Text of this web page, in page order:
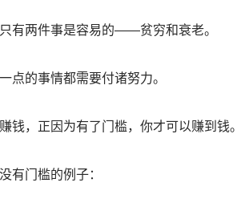
有两件事是容易的——贫穷和衰老。
点的事情都需要付诸努力。
钱，正因为有了门槛，你才可以赚到钱。
有门槛的例子：